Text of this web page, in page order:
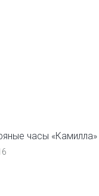
часы «Камилла»